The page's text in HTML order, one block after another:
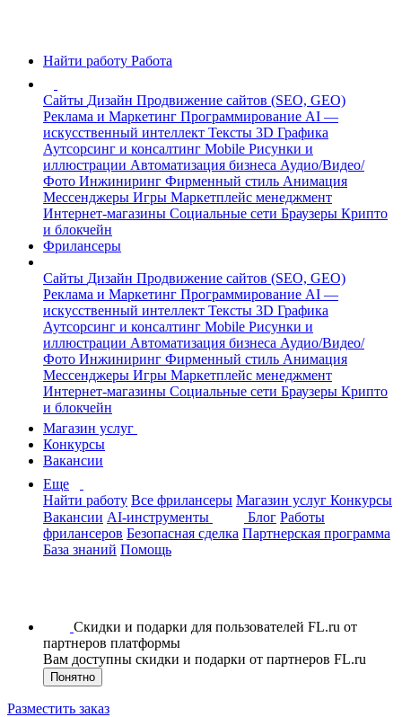
Найти работу Работа
Сайты Дизайн Продвижение сайтов (SEO, GEO)
Реклама и Маркетинг Программирование AI —
искусственный интеллект Тексты 3D Графика
Аутсорсинг и консалтинг Mobile Рисунки и
иллюстрации Автоматизация бизнеса Аудио/Видео/
Фото Инжиниринг Фирменный стиль Анимация
Мессенджеры Игры Маркетплейс менеджмент
Интернет-магазины Социальные сети Браузеры Крипто
и блокчейн
Фрилансеры
Сайты Дизайн Продвижение сайтов (SEO, GEO)
Реклама и Маркетинг Программирование AI —
искусственный интеллект Тексты 3D Графика
Аутсорсинг и консалтинг Mobile Рисунки и
иллюстрации Автоматизация бизнеса Аудио/Видео/
Фото Инжиниринг Фирменный стиль Анимация
Мессенджеры Игры Маркетплейс менеджмент
Интернет-магазины Социальные сети Браузеры Крипто
и блокчейн
Магазин услуг
Конкурсы
Вакансии
Еще
Найти работу Все фрилансеры Магазин услуг Конкурсы
Вакансии AI-инструменты Блог Работы
фрилансеров Безопасная сделка Партнерская программа
База знаний Помощь
Скидки и подарки для пользователей FL.ru от
партнеров платформы
Вам доступны скидки и подарки от партнеров FL.ru
Понятно
Разместить заказ